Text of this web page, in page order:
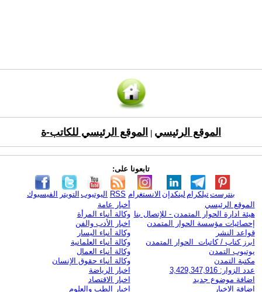
الموقع الرئيسي الموقع الرئيسي للكاتب-ة
تابعونا على:
الفيسبوك التويتر اليوتيوب RSS الانستغرام لينكدإن تيلكرامبنترست
الموقع الرئيسي
هيئة ادارة الحوار المتمدن - للإتصال بنا
إحصائيات مؤسسة الحوار المتمدن
قواعد النشر
ابرز كتاب / كاتبات الحوار المتمدن
يوتيوب التمدن
مكتبة التمدن
عدد الزوار: 3,429,347,916
اضافة موضوع جديد
اضافة الاخبار
أخبار عامة
وكالة أنباء المرأة
اخبار الأدب والفن
وكالة أنباء اليسار
وكالة أنباء العلمانية
وكالة أنباء العمال
وكالة أنباء حقوق الإنسان
اخبار الرياضة
اخبار الاقتصاد
اخبار الطب والعلوم